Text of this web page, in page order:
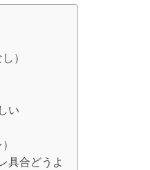
）
い
具合どうよ